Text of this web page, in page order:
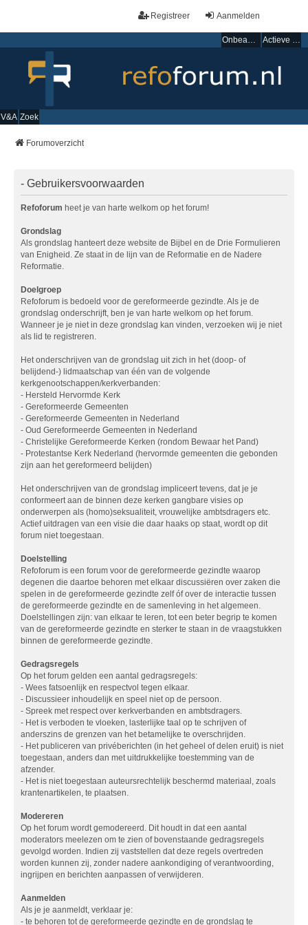
Aanmelden
Registreer
Onbeantwoorde onderwerpen Actieve onderwerpen
V&A Zoek
Forumoverzicht
- Gebruikersvoorwaarden
Refoforum heet je van harte welkom op het forum!
Grondslag
Als grondslag hanteert deze website de Bijbel en de Drie Formulieren
van Enigheid. Ze staat in de lijn van de Reformatie en de Nadere
Reformatie.
Doelgroep
Refoforum is bedoeld voor de gereformeerde gezindte. Als je de
grondslag onderschrijft, ben je van harte welkom op het forum.
Wanneer je je niet in deze grondslag kan vinden, verzoeken wij je niet
als lid te registreren.
Het onderschrijven van de grondslag uit zich in het (doop- of
belijdend-) lidmaatschap van één van de volgende
kerkgenootschappen/kerkverbanden:
- Hersteld Hervormde Kerk
- Gereformeerde Gemeenten
- Gereformeerde Gemeenten in Nederland
- Oud Gereformeerde Gemeenten in Nederland
- Christelijke Gereformeerde Kerken (rondom Bewaar het Pand)
- Protestantse Kerk Nederland (hervormde gemeenten die gebonden
zijn aan het gereformeerd belijden)
Het onderschrijven van de grondslag impliceert tevens, dat je je
conformeert aan de binnen deze kerken gangbare visies op
onderwerpen als (homo)seksualiteit, vrouwelijke ambtsdragers etc.
Actief uitdragen van een visie die daar haaks op staat, wordt op dit
forum niet toegestaan.
Doelstelling
Refoforum is een forum voor de gereformeerde gezindte waarop
degenen die daartoe behoren met elkaar discussiëren over zaken die
spelen in de gereformeerde gezindte zelf óf over de interactie tussen
de gereformeerde gezindte en de samenleving in het algemeen.
Doelstellingen zijn: van elkaar te leren, tot een beter begrip te komen
van de gereformeerde gezindte en sterker te staan in de vraagstukken
binnen de gereformeerde gezindte.
Gedragsregels
Op het forum gelden een aantal gedragsregels:
- Wees fatsoenlijk en respectvol tegen elkaar.
- Discussieer inhoudelijk en speel niet op de persoon.
- Spreek met respect over kerkverbanden en ambtsdragers.
- Het is verboden te vloeken, lasterlijke taal op te schrijven of
anderszins de grenzen van het betamelijke te overschrijden.
- Het publiceren van privéberichten (in het geheel of delen eruit) is niet
toegestaan, anders dan met uitdrukkelijke toestemming van de
afzender.
- Het is niet toegestaan auteursrechtelijk beschermd materiaal, zoals
krantenartikelen, te plaatsen.
Modereren
Op het forum wordt gemodereerd. Dit houdt in dat een aantal
moderators meelezen om te zien of bovenstaande gedragsregels
gevolgd worden. Indien zij vaststellen dat deze regels overtreden
worden kunnen zij, zonder nadere aankondiging of verantwoording,
ingrijpen en berichten aanpassen of verwijderen.
Aanmelden
Als je je aanmeldt, verklaar je:
- te behoren tot de gereformeerde gezindte en de grondslag te